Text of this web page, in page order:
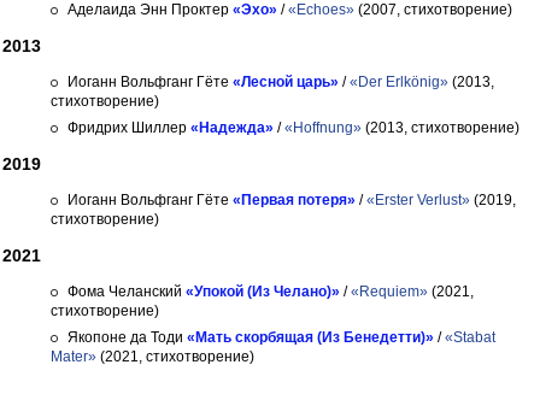
Аделаида Энн Проктер «Эхо» /«Echoes» (2007, стихотворение)
2013
Иоганн Вольфганг Гёте «Лесной царь» /«Der Erlkönig» (2013,
стихотворение)
Фридрих Шиллер «Надежда» /«Hoffnung» (2013, стихотворение)
2019
Иоганн Вольфганг Гёте «Первая потеря» /«Erster Verlust» (2019,
стихотворение)
2021
Фома Челанский «Упокой (Из Челано)» /«Requiem» (2021,
стихотворение)
Якопоне да Тоди «Мать скорбящая (Из Бенедетти)» /«Stabat
Mater» (2021, стихотворение)